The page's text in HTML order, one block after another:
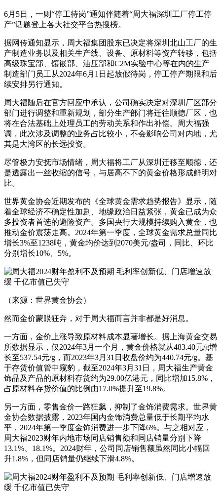
6月5日，一则“停工待岗”通知伴随着“周大福深圳工厂停工停
产”话题登上各大社交平台热搜榜。
据网传通知显示，周大福集团股东已决定将深圳北山工厂的生
产制造业务以及相关生产线、设备、原材料等资产转移，包括
高级珠宝部、镶嵌部、油压部和C2M实验中心等在内的生产
制造部门员工从2024年6月1日起放假待岗，停工停产期限和后
续安排另行通知。
周大福随后在官方回应中承认，公司确实决定对深圳厂区部分
部门进行调整和重新规划，部分生产部门将迁往顺德厂区，也
将在合法基础上处理员工的劳动关系和作出补偿。周大福强
调，此次涉及调整的业务占比较小，不会影响公司对内地，尤
其是大湾区的长远投资。
尽管极力安抚市场情绪，周大福将工厂从深圳迁移至顺德，还
是透露出一丝收缩的信号，与居高不下的黄金价格形成鲜明对
比。
世界黄金协会近期发布的《全球黄金需求趋势报告》显示，随
着全球经济不确定性加剧、地缘政治日益紧张，黄金已成为众
多投资者首选的避险资产。多国央行大规模持续购入黄金，也
推动金价震荡走高。2024年第一季度，全球黄金需求总量同比
增长3%至1238吨，黄金均价达到2070美元/盎司，同比、环比
分别增长10%、5%。
（来源：世界黄金协会）
然而金价蒙眼狂奔，对于周大福而言并非都是好消息。
一方面，金价上涨导致原材料成本显著增长。据上海黄金交易
所数据显示，仅2024年3月一个月，黄金价格就从483.40元/g增
长至537.54元/g，而2023年3月31日收盘价约为440.74元/g。基
于存货价值管中窥豹，截至2024年3月31日，周大福生产黄金
饰品及产品的原材料存货约为29.00亿港元，同比增加15.8%，
占原材料存货价值的比例由17.0%提升至19.8%。
另一方面，零售金价一路狂飙，抑制了金饰消费需求。世界黄
金协会数据披露，2023年国内金饰消费总量低于长期平均水
平，2024年第一季度金饰消费进一步下降6%。与之相对应，
周大福2023财年内地市场同店销售额和同店销量分别下降
13.1%、18.1%。2024财年，公司同店销售额虽然同比小幅回
升1.8%，但同店销量仍继续下滑4.8%。